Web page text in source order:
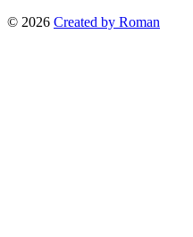
© 2026 Created by Roman